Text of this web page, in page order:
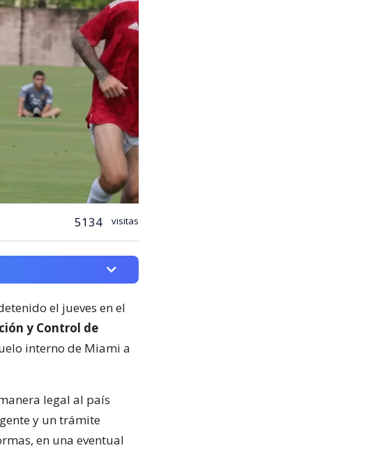
5134 visitas
el jueves en el
y Control de
interno de Miami a
legal al país
y un trámite
en una eventual